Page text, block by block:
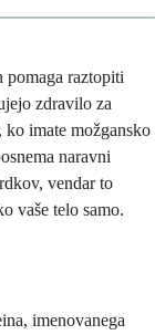
raztopiti
zdravilo za
imate možgansko
naravni
vendar to
vaše telo samo.
imenovanega